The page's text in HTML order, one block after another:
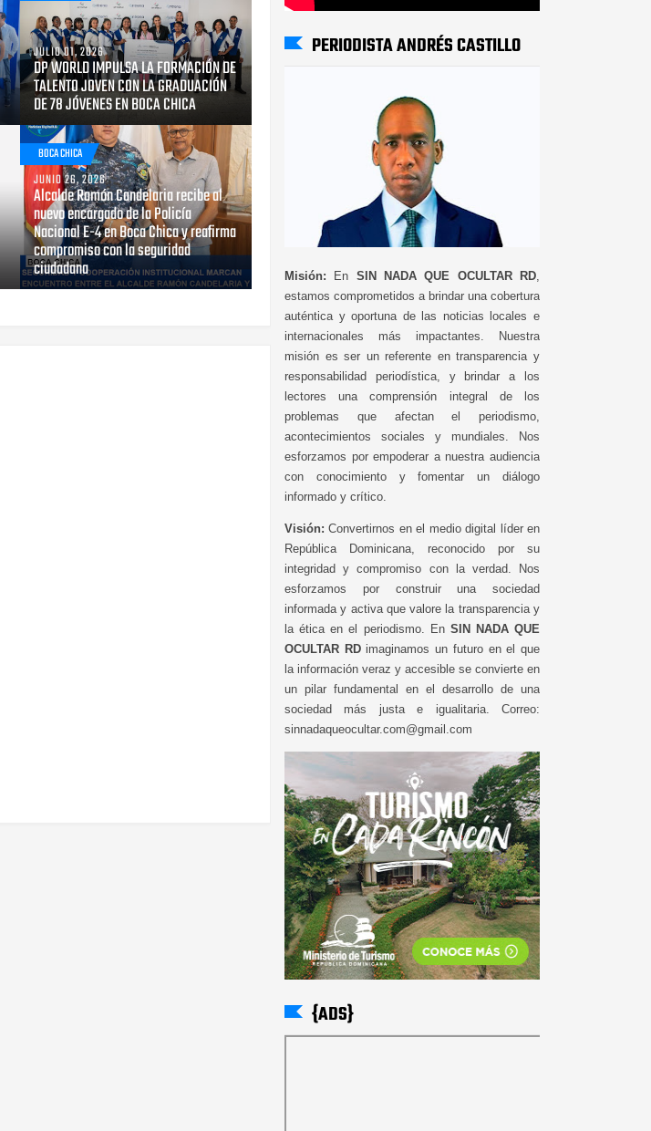
JULIO 01, 2026
DP WORLD IMPULSA LA FORMACIÓN DE
TALENTO JOVEN CON LA GRADUACIÓN
DE 78 JÓVENES EN BOCA CHICA
BOCA CHICA
JUNIO 26, 2026
Alcalde Ramón Candelaria recibe al
nuevo encargado de la Policía
Nacional E-4 en Boca Chica y reafirma
compromiso con la seguridad
ciudadana
PERIODISTA ANDRÉS CASTILLO
Misión: En SIN NADA QUE OCULTAR RD
estamos comprometidos a brindar una cobertura
auténtica y oportuna de las noticias locales e
internacionales más impactantes. Nuestra
misión es ser un referente en transparencia y
responsabilidad periodística, y brindar a los
lectores una comprensión integral de los
problemas que afectan el periodismo,
acontecimientos sociales y mundiales. Nos
esforzamos por empoderar a nuestra audiencia
con conocimiento y fomentar un diálogo
informado y crítico.
Visión: Convertirnos en el medio digital líder en
República Dominicana, reconocido por su
integridad y compromiso con la verdad. Nos
esforzamos por construir una sociedad
informada y activa que valore la transparencia y
la ética en el periodismo. En SIN NADA QUE
OCULTAR RDimaginamos un futuro en el que
la información veraz y accesible se convierte en
un pilar fundamental en el desarrollo de una
sociedad más justa e igualitaria. Correo:
sinnadaqueocultar.com@gmail.com
{ADS}